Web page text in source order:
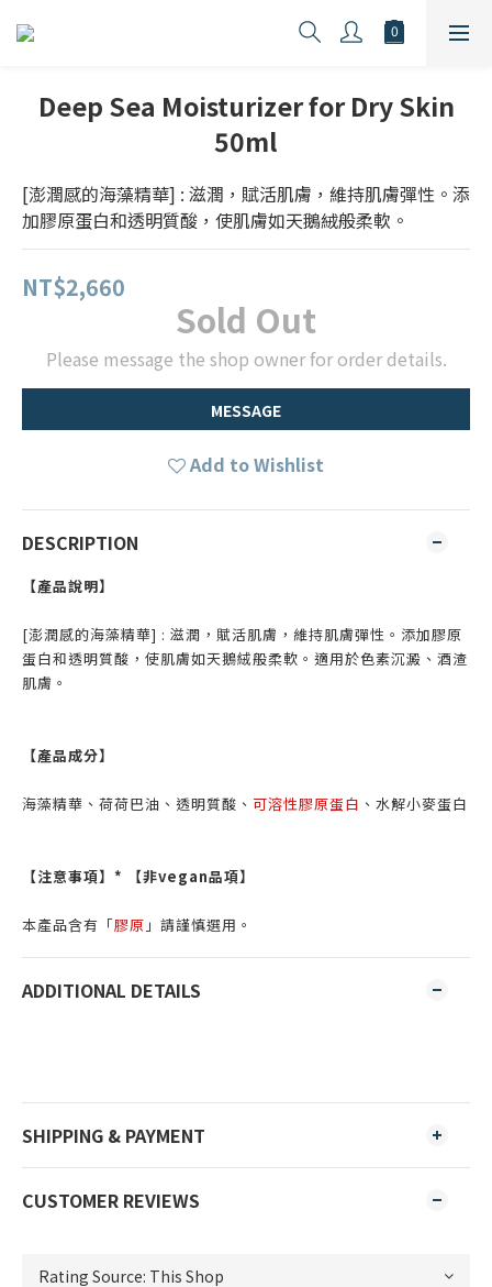
Deep Sea Moisturizer for Dry Skin
50ml
[澎潤感的海藻精華] : 滋潤，賦活肌膚，維持肌膚彈性。添
加膠原蛋白和透明質酸，使肌膚如天鵝絨般柔軟。
NT$2,660
Sold Out
Please message the shop owner for order details.
MESSAGE
Add to Wishlist
DESCRIPTION
【產品說明】
[澎潤感的海藻精華] : 滋潤，賦活肌膚，維持肌膚彈性。添加膠原
蛋白和透明質酸，使肌膚如天鵝絨般柔軟。適用於色素沉澱、酒渣
肌膚。
【產品成分】
海藻精華、荷荷巴油、透明質酸、 可溶性膠原蛋白 、水解小麥蛋白
【注意事項】* 【非vegan品項】
本產品含有「膠原 」請謹慎選用。
ADDITIONAL DETAILS
SHIPPING & PAYMENT
CUSTOMER REVIEWS